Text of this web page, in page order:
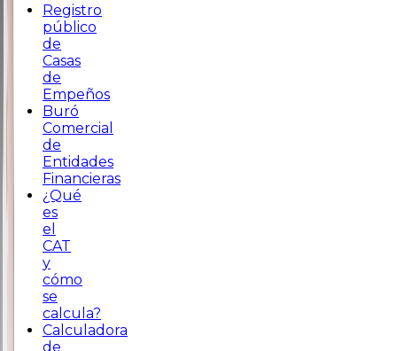
Registro
público
de
Casas
de
Empeños
Buró
Comercial
de
Entidades
Financieras
¿Qué
es
el
CAT
y
cómo
se
calcula?
Calculadora
de